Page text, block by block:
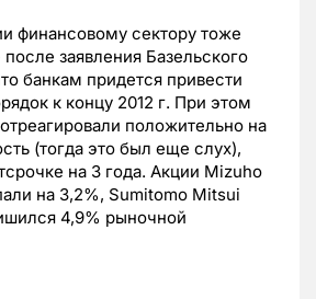
финансовому сектору тоже
заявления Базельского
банкам придется привести
к концу 2012 г. При этом
положительно на
(тогда это был еще слух),
на 3 года. Акции Mizuho
на 3,2%, Sumitomo Mitsui
4,9% рыночной